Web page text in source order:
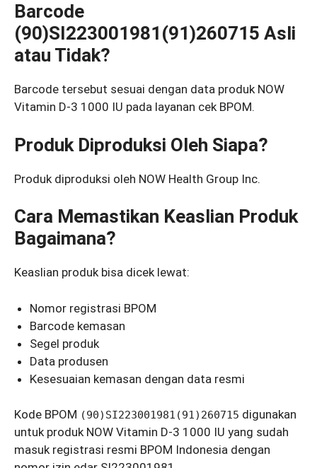
Barcode
(90)SI223001981(91)260715 Asli
atau Tidak?
Barcode tersebut sesuai dengan data produk NOW
Vitamin D-3 1000 IU pada layanan cek BPOM.
Produk Diproduksi Oleh Siapa?
Produk diproduksi oleh NOW Health Group Inc.
Cara Memastikan Keaslian Produk
Bagaimana?
Keaslian produk bisa dicek lewat:
Nomor registrasi BPOM
Barcode kemasan
Segel produk
Data produsen
Kesesuaian kemasan dengan data resmi
Kode BPOM (90)SI223001981(91)260715 digunakan
untuk produk NOW Vitamin D-3 1000 IU yang sudah
masuk registrasi resmi BPOM Indonesia dengan